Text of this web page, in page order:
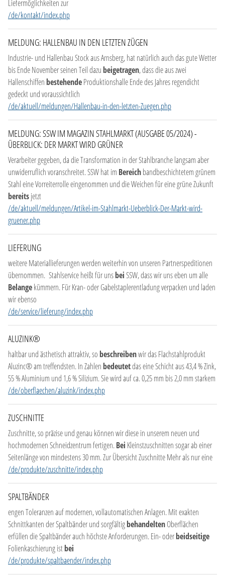
Liefermöglichkeiten zur
/de/kontakt/index.php
MELDUNG: HALLENBAU IN DEN LETZTEN ZÜGEN
Industrie- und Hallenbau Stock aus Arnsberg, hat natürlich auch das gute Wetter
bis Ende November seinen Teil dazu beigetragen, dass die aus zwei
Hallenschiffen bestehendeProduktionshalle Ende des Jahres regendicht
gedeckt und voraussichtlich
/de/aktuell/meldungen/Hallenbau-in-den-letzten-Zuegen.php
MELDUNG: SSW IM MAGAZIN STAHLMARKT (AUSGABE 05/2024) -
ÜBERBLICK: DER MARKT WIRD GRÜNER
Verarbeiter gegeben, da die Transformation in der Stahlbranche langsam aber
unwiderruflich voranschreitet. SSW hat im Bereichbandbeschichtetem grünem
Stahl eine Vorreiterrolle eingenommen und die Weichen für eine grüne Zukunft
bereitsjetzt
/de/aktuell/meldungen/Artikel-im-Stahlmarkt-Ueberblick-Der-Markt-wird-
gruener.php
LIEFERUNG
weitere Materiallieferungen werden weiterhin von unseren Partnerspeditionen
übernommen. Stahlservice heißt für unsbeiSSW, dass wir uns eben um alle
Belangekümmern. Für Kran- oder Gabelstaplerentladung verpacken und laden
wir ebenso
/de/service/lieferung/index.php
ALUZINK®
haltbar und ästhetisch attraktiv, so beschreibenwir das Flachstahlprodukt
Aluzinc® am treffendsten. In Zahlen bedeutetdas eine Schicht aus 43,4 % Zink,
55 % Aluminium und 1,6 % Silizium. Sie wird auf ca. 0,25 mm bis 2,0 mm starkem
/de/oberflaechen/aluzink/index.php
ZUSCHNITTE
Zuschnitte, so präzise und genau können wir diese in unserem neuen und
hochmodernen Schneidzentrum fertigen.Bei Kleinstzuschnitten sogar ab einer
Seitenlänge von mindestens 30 mm. Zur Übersicht Zuschnitte Mehr als nur eine
/de/produkte/zuschnitte/index.php
SPALTBÄNDER
engen Toleranzen auf modernen, vollautomatischen Anlagen. Mit exakten
Schnittkanten der Spaltbänder und sorgfältigbehandeltenOberflächen
erfüllen die Spaltbänder auch höchste Anforderungen. Ein- oderbeidseitige
Folienkaschierung istbei
/de/produkte/spaltbaender/index.php